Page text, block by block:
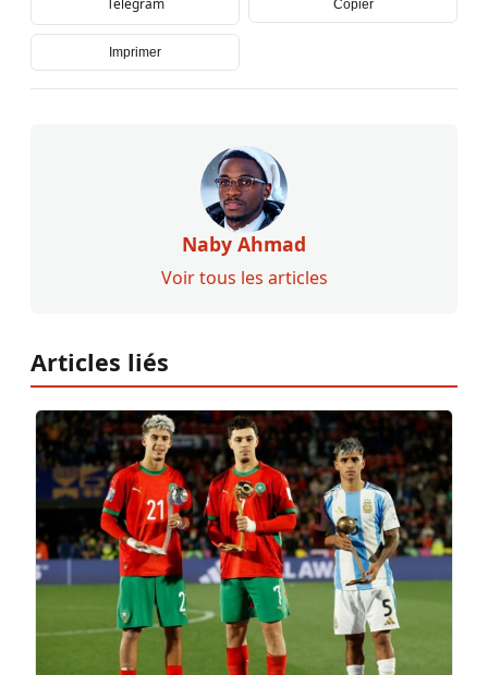
Telegram Copier
Imprimer
Naby Ahmad
Voir tous les articles
Articles liés